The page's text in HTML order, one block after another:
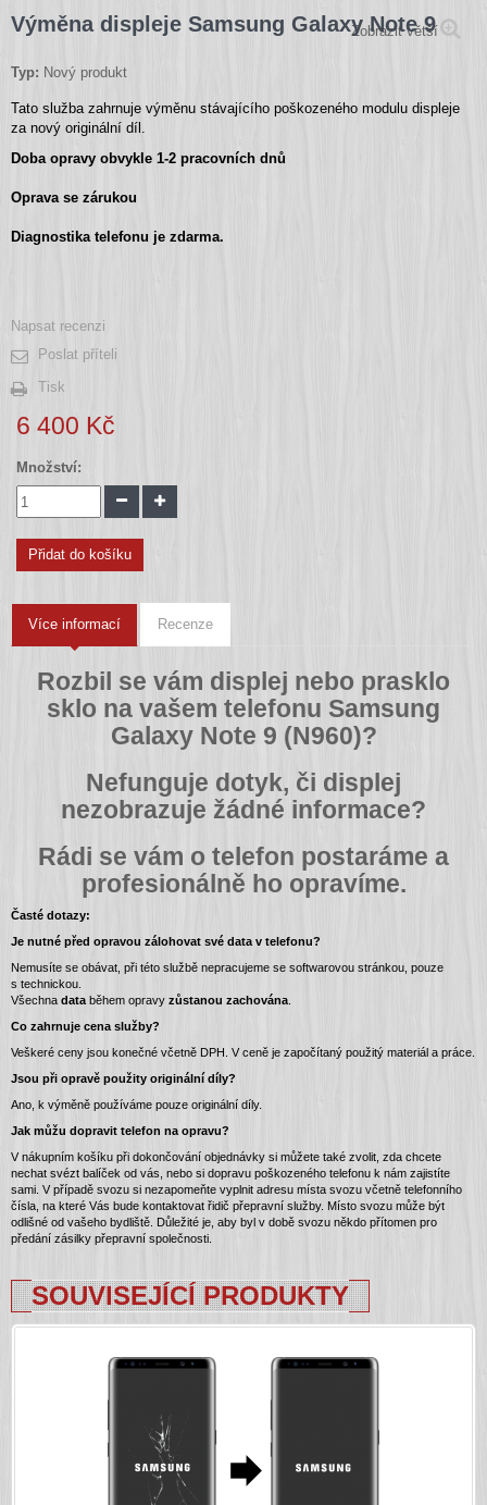
Zobrazit větší
Výměna displeje Samsung Galaxy Note 9
Typ: Nový produkt
Tato služba zahrnuje výměnu stávajícího poškozeného modulu displeje
za nový originální díl.
Doba opravy obvykle 1-2 pracovních dnů
Oprava se zárukou
Diagnostika telefonu je zdarma.
Napsat recenzi
Poslat příteli
Tisk
6 400 Kč
Množství:
Přidat do košíku
Více informací Recenze
Rozbil se vám displej nebo prasklo
sklo na vašem telefonu Samsung
Galaxy Note 9 (N960)?
Nefunguje dotyk, či displej
nezobrazuje žádné informace?
Rádi se vám o telefon postaráme a
profesionálně ho opravíme.
Časté dotazy:
Je nutné před opravou zálohovat své data v telefonu?
Nemusíte se obávat, při této službě nepracujeme se softwarovou stránkou, pouze
s technickou.
Všechna data během opravy zůstanou zachována
Co zahrnuje cena služby?
Veškeré ceny jsou konečné včetně DPH. V ceně je započítaný použitý materiál a práce.
Jsou při opravě použity originální díly?
Ano, k výměně používáme pouze originální díly.
Jak můžu dopravit telefon na opravu?
V nákupním košíku při dokončování objednávky si můžete také zvolit, zda chcete
nechat svézt balíček od vás, nebo si dopravu poškozeného telefonu k nám zajistíte
sami. V případě svozu si nezapomeňte vyplnit adresu místa svozu včetně telefonního
čísla, na které Vás bude kontaktovat řidič přepravní služby. Místo svozu může být
odlišné od vašeho bydliště. Důležité je, aby byl v době svozu někdo přítomen pro
předání zásilky přepravní společnosti.
SOUVISEJÍCÍ PRODUKTY